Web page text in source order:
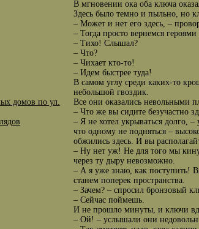
домов по ул.
В мгновении ока оба ключа
Здесь было темно и пыльно, но
– Может и нет его здесь, –
– Тогда просто вернемся героями
– Тихо! Слышал?
– Что?
– Чихает кто-то!
– Идем быстрее туда!
В самом углу среди каких-то
небольшой гвоздик.
Все они оказались невольными
– Что же вы сидите безучастно
– Я не хотел укрываться долго,
что одному не подняться –
обжились здесь. И вы
– Ну нет уж! Не для того мы
через ту дыру невозможно.
– А я уже знаю, как поступить!
станем поперек пространства.
– Зачем? – спросил бронзовый
– Сейчас поймешь.
И не прошло минуты, и ключи
– Ой! – услышали они